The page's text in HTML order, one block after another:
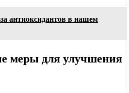
антиоксидантов в нашем
меры для улучшения